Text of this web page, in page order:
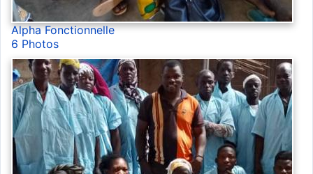
Alpha Fonctionnelle
6 Photos